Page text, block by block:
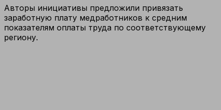
Авторы инициативы предложили привязать
заработную плату медработников к средним
показателям оплаты труда по соответствующему
региону.